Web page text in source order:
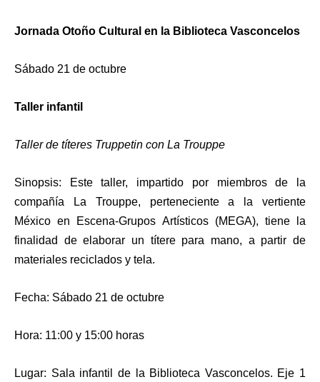
Jornada Otoño Cultural en la Biblioteca Vasconcelos
Sábado 21 de octubre
Taller infantil
Taller de títeres Truppetin con La Trouppe
Sinopsis: Este taller, impartido por miembros de la
compañía La Trouppe, perteneciente a la vertiente
México en Escena-Grupos Artísticos (MEGA), tiene la
finalidad de elaborar un títere para mano, a partir de
materiales reciclados y tela.
Fecha: Sábado 21 de octubre
Hora: 11:00 y 15:00 horas
Lugar: Sala infantil de la Biblioteca Vasconcelos. Eje 1